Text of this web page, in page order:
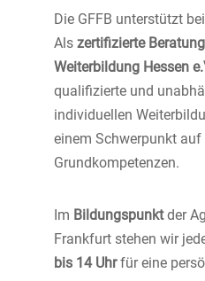
Die GFFB unterstützt
Als zertifizierte
Weiterbildung Hessen
qualifizierte und
individuellen
einem Schwerpunkt auf
Grundkompetenzen.
Im Bildungspunktder
Frankfurt stehen wir
bis 14 Uhrfür eine